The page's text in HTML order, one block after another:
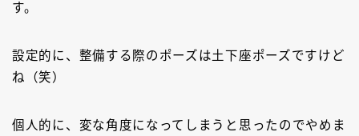
す。
設定的に、整備する際のポーズは土下座ポーズですけど
ね（笑）
個人的に、変な角度になってしまうと思ったのでやめま